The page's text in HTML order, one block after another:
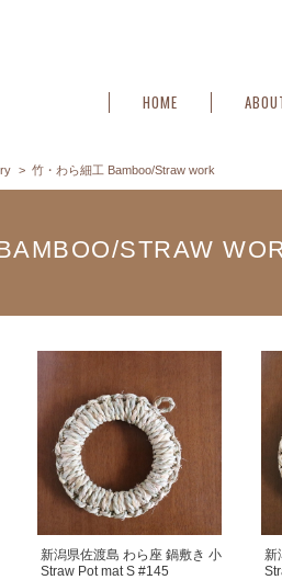
HOME
竹・わら細工 Bamboo/Straw work
STRAW
新潟県佐渡島 わら座 鍋敷き 小
Straw Pot mat S #145
新